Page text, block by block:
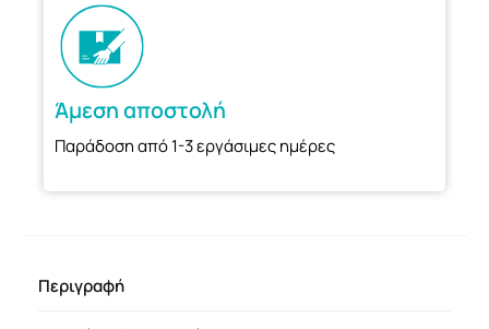
Άμεση αποστολή
Παράδοση από 1-3 εργάσιμες ημέρες
Περιγραφή